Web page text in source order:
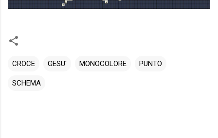
CROCE GESU' MONOCOLORE PUNTO
SCHEMA